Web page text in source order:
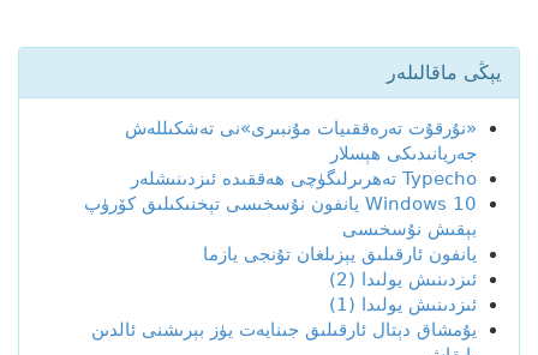
يېڭى ماقالىلەر
«نۇرقۇت تەرەققىيات مۇنبىرى»نى تەشكىللەش
جەريانىدىكى ھېسلار
Typecho تەھرىرلىگۈچى ھەققىدە ئىزدىنىشلەر
Windows 10 يانفون نۇسخىسى تېخنىكىلىق كۆرۈپ
بېقىش نۇسخىسى
يانفون ئارقىلىق يېزىلغان تۇنجى يازما
ئىزدىنىش يولىدا (2)
ئىزدىنىش يولىدا (1)
يۇمشاق دېتال ئارقىلىق جىنايەت يۈز بېرىشنى ئالدىن